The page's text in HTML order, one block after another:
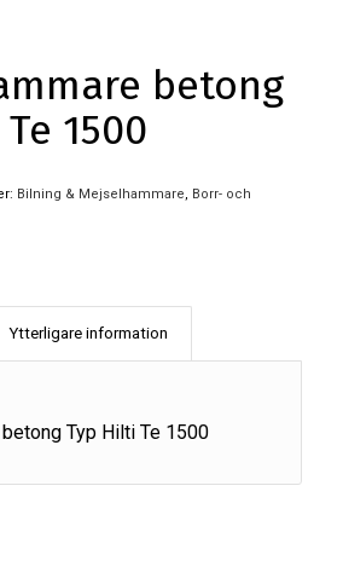
betong
1500
Bilning & Mejselhammare, Borr- och
Ytterligare information
Typ Hilti Te 1500